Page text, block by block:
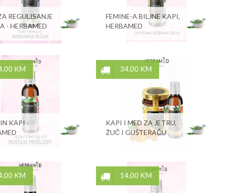
REGULISANJE
- HERBAMED
FEMINE-A BILJNE KAPI,
HERBAMED
KM
KAPI -
34,00 KM
KAPI I MED ZA JETRU,
ŽUČ I GUŠTERAČU
KM 14,00 KM